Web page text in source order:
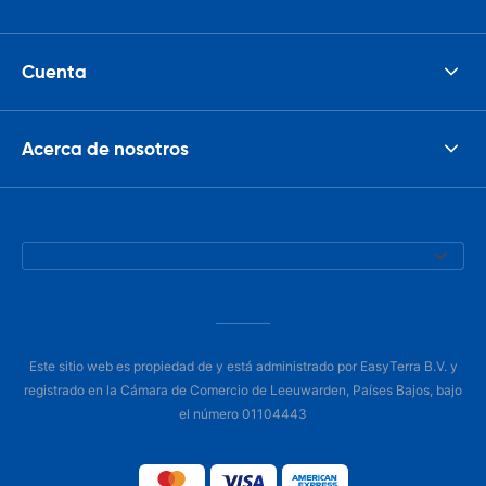
Cuenta
Acerca de nosotros
Este sitio web es propiedad de y está administrado por EasyTerra B.V. y
registrado en la Cámara de Comercio de Leeuwarden, Países Bajos, bajo
el número 01104443